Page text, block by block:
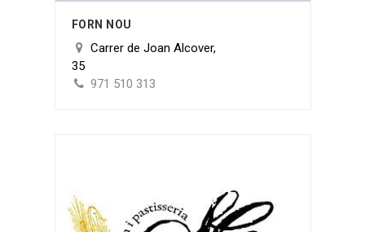
FORN NOU
Carrer de Joan Alcover,
35
971 510 313